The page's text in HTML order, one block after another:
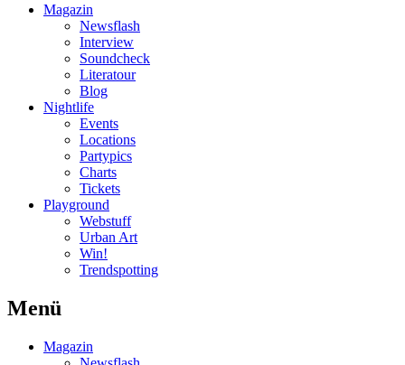
Magazin
Newsflash
Interview
Soundcheck
Literatour
Blog
Nightlife
Events
Locations
Partypics
Charts
Tickets
Playground
Webstuff
Urban Art
Win!
Trendspotting
Menü
Magazin